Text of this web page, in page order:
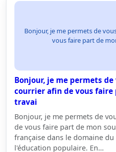
Bonjour, je me permets de
vous faire part de
Bonjour, je me permets
courrier afin de vous
travai
Bonjour, je me permets de
de vous faire part de mon
française dans le domaine
l'éducation populaire. En…